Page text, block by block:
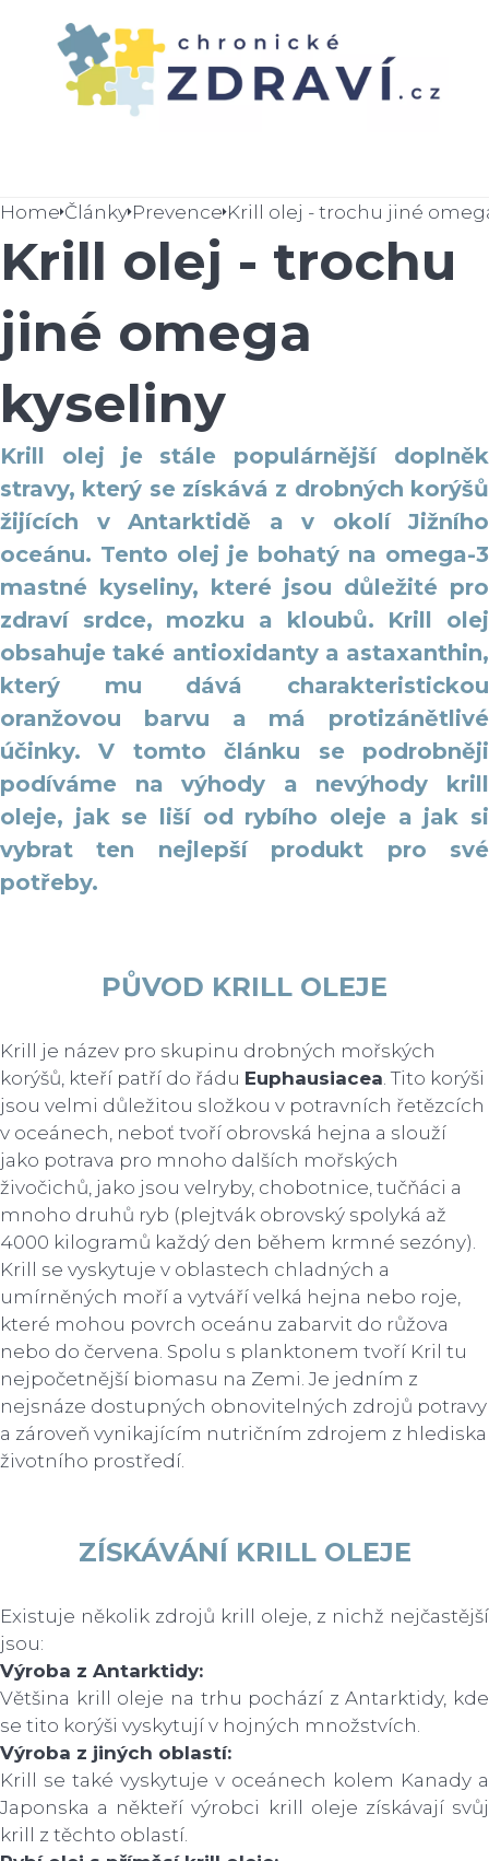
Home Články Prevence Krill olej - trochu jiné
Krill olej - trochu
jiné omega
kyseliny
Krill olej je stále populárnější doplněk
stravy, který se získává z drobných korýšů
žijících v Antarktidě a v okolí Jižního
oceánu. Tento olej je bohatý na omega-3
mastné kyseliny, které jsou důležité pro
zdraví srdce, mozku a kloubů. Krill olej
obsahuje také antioxidanty a astaxanthin,
který mu dává charakteristickou
oranžovou barvu a má protizánětlivé
účinky. V tomto článku se podrobněji
podíváme na výhody a nevýhody krill
oleje, jak se liší od rybího oleje a jak si
vybrat ten nejlepší produkt pro své
potřeby.
PŮVOD KRILL OLEJE
Krill je název pro skupinu drobných mořských
korýšů, kteří patří do řádu Euphausiacea . Tito korýši
jsou velmi důležitou složkou v potravních řetězcích
v oceánech, neboť tvoří obrovská hejna a slouží
jako potrava pro mnoho dalších mořských
živočichů, jako jsou velryby, chobotnice, tučňáci a
mnoho druhů ryb (plejtvák obrovský spolyká až
4000 kilogramů každý den během krmné sezóny).
Krill se vyskytuje v oblastech chladných a
umírněných moří a vytváří velká hejna nebo roje,
které mohou povrch oceánu zabarvit do růžova
nebo do červena. Spolu s planktonem tvoří Kril tu
nejpočetnější biomasu na Zemi. Je jedním z
nejsnáze dostupných obnovitelných zdrojů potravy
a zároveň vynikajícím nutričním zdrojem z hlediska
životního prostředí.
ZÍSKÁVÁNÍ KRILL OLEJE
Existuje několik zdrojů krill oleje, z nichž nejčastější
jsou:
Výroba z Antarktidy:
Většina krill oleje na trhu pochází z Antarktidy, kde
se tito korýši vyskytují v hojných množstvích.
Výroba z jiných oblastí:
Krill se také vyskytuje v oceánech kolem Kanady a
Japonska a někteří výrobci krill oleje získávají svůj
krill z těchto oblastí.